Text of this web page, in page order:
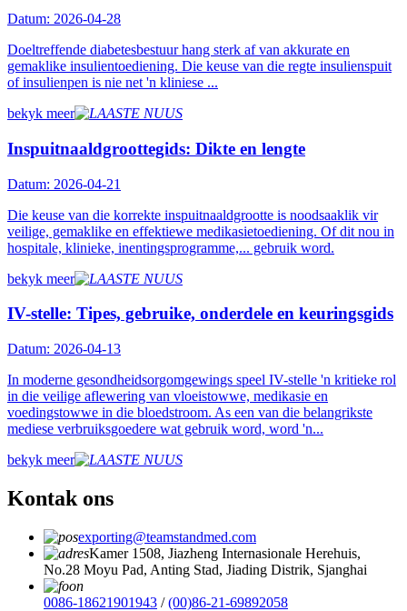
Datum: 2026-04-28
Doeltreffende diabetesbestuur hang sterk af van akkurate en
gemaklike insulientoediening. Die keuse van die regte insulienspuit
of insulienpen is nie net 'n kliniese ...
bekyk meer
Inspuitnaaldgroottegids: Dikte en lengte
Datum: 2026-04-21
Die keuse van die korrekte inspuitnaaldgrootte is noodsaaklik vir
veilige, gemaklike en effektiewe medikasietoediening. Of dit nou in
hospitale, klinieke, inentingsprogramme,... gebruik word.
bekyk meer
IV-stelle: Tipes, gebruike, onderdele en keuringsgids
Datum: 2026-04-13
In moderne gesondheidsorgomgewings speel IV-stelle 'n kritieke rol
in die veilige aflewering van vloeistowwe, medikasie en
voedingstowwe in die bloedstroom. As een van die belangrikste
mediese verbruiksgoedere wat gebruik word, word 'n...
bekyk meer
Kontak ons
exporting@teamstandmed.com
Kamer 1508, Jiazheng Internasionale Herehuis,
No.28 Moyu Pad, Anting Stad, Jiading Distrik, Sjanghai
0086-18621901943 /(00)86-21-69892058